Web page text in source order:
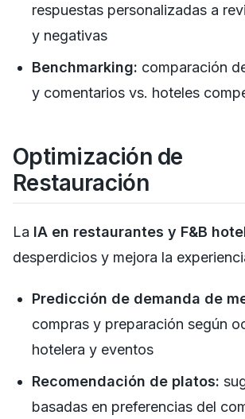
respuestas personalizadas a
y negativas
Benchmarking: comparación
y comentarios vs. hoteles
Optimización de
Restauración
La IA en restaurantes y F&B
desperdicios y mejora la
Predicción de demanda de
compras y preparación según
hotelera y eventos
Recomendación de platos:
basadas en preferencias del